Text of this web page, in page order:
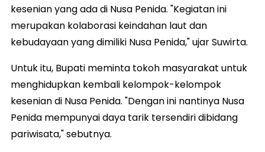
kesenian yang ada di Nusa Penida. "Kegiatan ini
merupakan kolaborasi keindahan laut dan
kebudayaan yang dimiliki Nusa Penida," ujar Suwirta.
Untuk itu, Bupati meminta tokoh masyarakat untuk
menghidupkan kembali kelompok-kelompok
kesenian di Nusa Penida. "Dengan ini nantinya Nusa
Penida mempunyai daya tarik tersendiri dibidang
pariwisata," sebutnya.